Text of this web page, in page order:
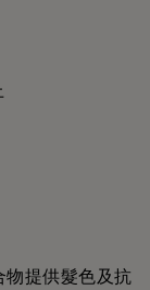
提供髮色及抗